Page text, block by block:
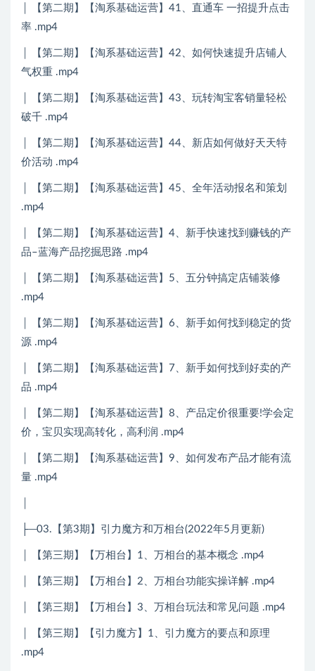
│ 【第二期】【淘系基础运营】41、直通车 一招提升点击
率 .mp4
│ 【第二期】【淘系基础运营】42、如何快速提升店铺人
气权重 .mp4
│ 【第二期】【淘系基础运营】43、玩转淘宝客销量轻松
破千 .mp4
│ 【第二期】【淘系基础运营】44、新店如何做好天天特
价活动 .mp4
│ 【第二期】【淘系基础运营】45、全年活动报名和策划
.mp4
│ 【第二期】【淘系基础运营】4、新手快速找到赚钱的产
品–蓝海产品挖掘思路 .mp4
│ 【第二期】【淘系基础运营】5、五分钟搞定店铺装修
.mp4
│ 【第二期】【淘系基础运营】6、新手如何找到稳定的货
源 .mp4
│ 【第二期】【淘系基础运营】7、新手如何找到好卖的产
品 .mp4
│ 【第二期】【淘系基础运营】8、产品定价很重要!学会定
价，宝贝实现高转化，高利润 .mp4
│ 【第二期】【淘系基础运营】9、如何发布产品才能有流
量 .mp4
├─03.【第3期】引力魔方和万相台(2022年5月更新)
│ 【第三期】【万相台】1、万相台的基本概念 .mp4
│ 【第三期】【万相台】2、万相台功能实操详解 .mp4
│ 【第三期】【万相台】3、万相台玩法和常见问题 .mp4
│ 【第三期】【引力魔方】1、引力魔方的要点和原理
.mp4